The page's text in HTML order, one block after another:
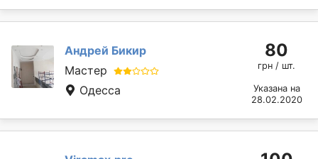
Андрей Бикир
Мастер
Одесса
80
грн / шт.
Указана на
28.02.2020